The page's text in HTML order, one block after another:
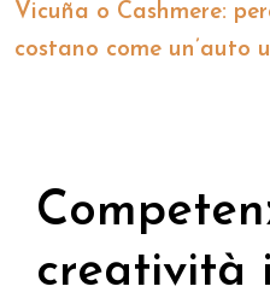
Vicuña o Cashmere:
costano come un’auto
creatività